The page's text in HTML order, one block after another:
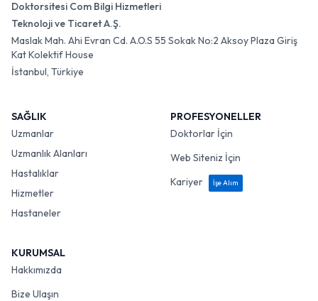
Doktorsitesi Com Bilgi Hizmetleri
Teknoloji ve Ticaret A.Ş.
Maslak Mah. Ahi Evran Cd. A.O.S 55 Sokak No:2 Aksoy Plaza Giriş
Kat Kolektif House
İstanbul, Türkiye
SAĞLIK
Uzmanlar
Uzmanlık Alanları
Hastalıklar
Hizmetler
Hastaneler
PROFESYONELLER
Doktorlar İçin
Web Siteniz İçin
Kariyer
İşe Alım
KURUMSAL
Hakkımızda
Bize Ulaşın